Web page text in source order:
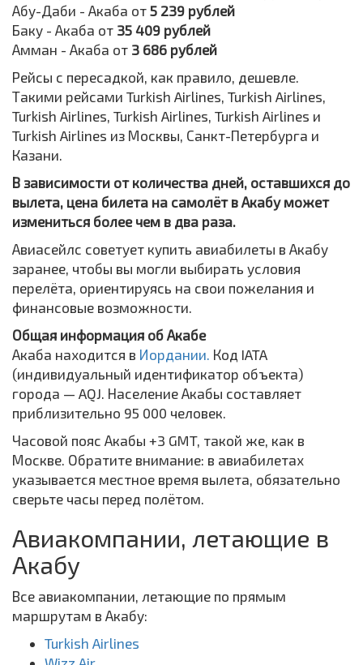
Абу-Даби - Акаба от 5 239 рублей
Баку - Акаба от 35 409 рублей
Амман - Акаба от 3 686 рублей
Рейсы с пересадкой, как правило, дешевле.
Такими рейсами Turkish Airlines, Turkish Airlines,
Turkish Airlines, Turkish Airlines, Turkish Airlines и
Turkish Airlines из Москвы, Санкт-Петербурга и
Казани.
В зависимости от количества дней, оставшихся до
вылета, цена билета на самолёт в Акабу может
измениться более чем в два раза.
Авиасейлс советует купить авиабилеты в Акабу
заранее, чтобы вы могли выбирать условия
перелёта, ориентируясь на свои пожелания и
финансовые возможности.
Общая информация об Акабе
Акаба находится в Иордании. Код IATA
(индивидуальный идентификатор объекта)
города — AQJ. Население Акабы составляет
приблизительно 95 000 человек.
Часовой пояс Акабы +3 GMT, такой же, как в
Москве. Обратите внимание: в авиабилетах
указывается местное время вылета, обязательно
сверьте часы перед полётом.
Авиакомпании, летающие в
Акабу
Все авиакомпании, летающие по прямым
маршрутам в Акабу:
Turkish Airlines